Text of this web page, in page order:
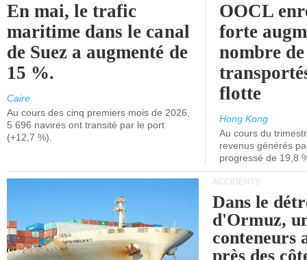
En mai, le trafic
maritime dans le canal
de Suez a augmenté de
15 %.
Caire
Au cours des cinq premiers mois de 2026,
5 696 navires ont transité par le port
(+12,7 %).
OOCL
forte
nombre
flotte
Hong Kong
Au cours du
revenus générés
progressé de 19,8
ACCIDENTS
Dans le
d'Ormuz,
conteneurs
près des